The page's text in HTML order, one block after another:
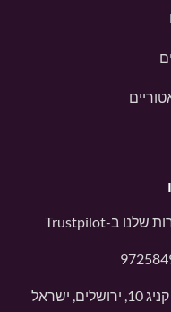
שלנו ב-Trustpilot
ישראל